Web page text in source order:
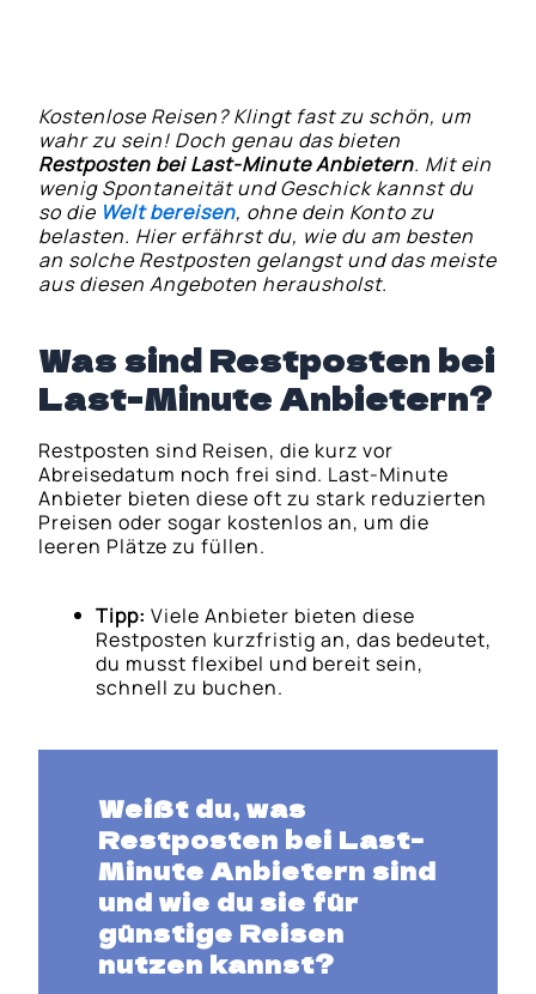
Kostenlose Reisen? Klingt fast zu schön, um
wahr zu sein! Doch genau das bieten
Restposten bei Last-Minute Anbietern. Mit ein
wenig Spontaneität und Geschick kannst du
so die Welt bereisen, ohne dein Konto zu
belasten. Hier erfährst du, wie du am besten
an solche Restposten gelangst und das meiste
aus diesen Angeboten herausholst.
Was sind Restposten bei
Last-Minute Anbietern?
Restposten sind Reisen, die kurz vor
Abreisedatum noch frei sind. Last-Minute
Anbieter bieten diese oft zu stark reduzierten
Preisen oder sogar kostenlos an, um die
leeren Plätze zu füllen.
Tipp: Viele Anbieter bieten diese
Restposten kurzfristig an, das bedeutet,
du musst flexibel und bereit sein,
schnell zu buchen.
Weißt du, was
Restposten bei Last-
Minute Anbietern sind
und wie du sie für
günstige Reisen
nutzen kannst?